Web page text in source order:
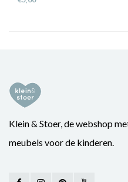
Klein & Stoer, de webshop
meubels voor de kinderen.